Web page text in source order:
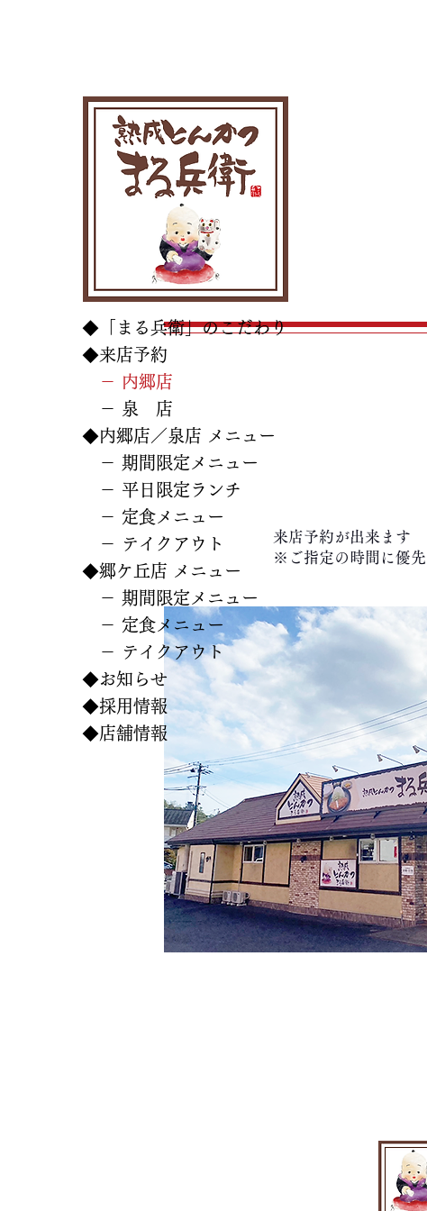
◆「まる兵衛」のこだわり
◆来店予約
－ 内郷店
－ 泉 店
◆内郷店／泉店 メニュー
－ 期間限定メニュー
－ 平日限定ランチ
－ 定食メニュー
－ テイクアウト
◆郷ケ丘店 メニュー
－ 期間限定メニュー
－ 定食メニュー
－ テイクアウト
◆お知らせ
◆採用情報
◆店舗情報
来店予約が出来ます
※ご指定の時間に優先